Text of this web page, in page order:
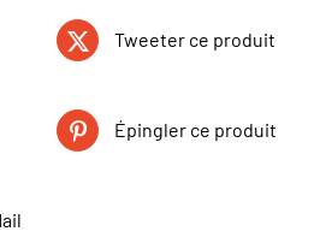
Tweeter ce produit
Épingler ce produit